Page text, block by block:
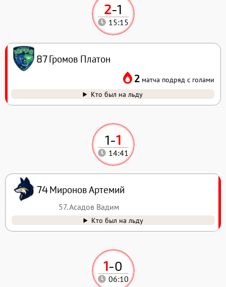
1-0
06:10
1-1
14:41
74Миронов Артемий
57. Асадов Вадим
Кто был на льду
2-1
15:15
87Громов Платон
2 матча подряд с голами
Кто был на льду